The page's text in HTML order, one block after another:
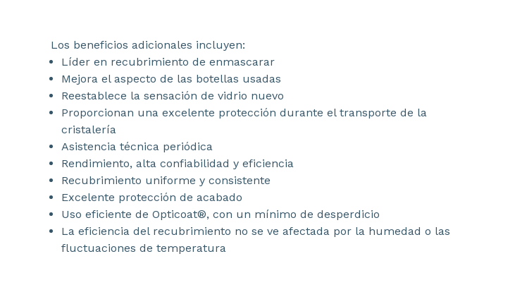
Los beneficios adicionales incluyen:
Líder en recubrimiento de enmascarar
Mejora el aspecto de las botellas usadas
Reestablece la sensación de vidrio nuevo
Proporcionan una excelente protección durante el transporte de la
cristalería
Asistencia técnica periódica
Rendimiento, alta confiabilidad y eficiencia
Recubrimiento uniforme y consistente
Excelente protección de acabado
Uso eficiente de Opticoat®, con un mínimo de desperdicio
La eficiencia del recubrimiento no se ve afectada por la humedad o las
fluctuaciones de temperatura